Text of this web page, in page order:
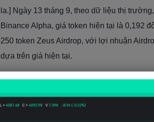
la.] Ngày 13 tháng 9, theo dữ liệu thị
Binance Alpha, giá token hiện tại là 0,192
250 token Zeus Airdrop, với lợi nhuận
dựa trên giá hiện tại.